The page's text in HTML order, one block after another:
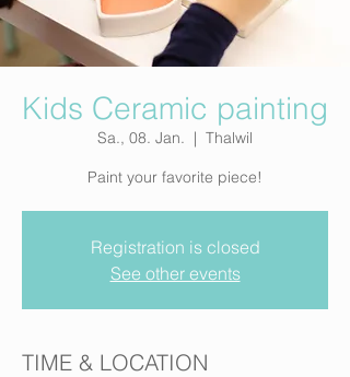
Kids Ceramic painting
Sa., 08. Jan.
  |
Thalwil
Paint your favorite piece!
Registration is closed
See other events
TIME & LOCATION